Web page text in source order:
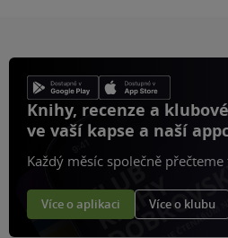
Knihy, recenze a
ve vaší kapse a naší
Každý měsíc společně
Více o aplikaci Více o klubu